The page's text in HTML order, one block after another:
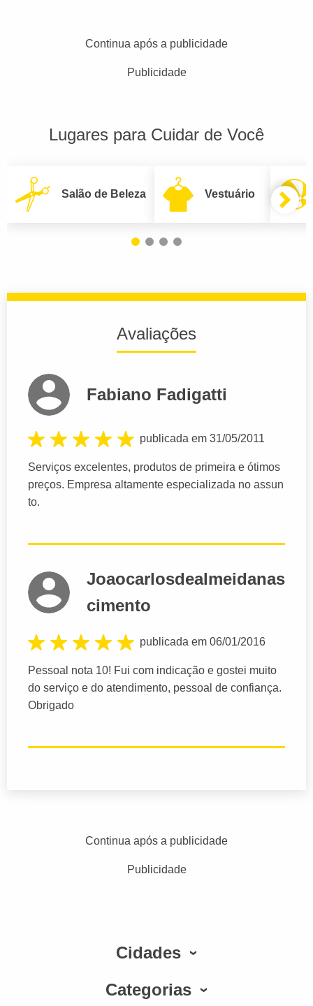
Continua após a publicidade
Publicidade
Lugares para Cuidar de Você
Salão de Beleza Vestuário
Avaliações
Fabiano Fadigatti
publicada em 31/05/2011
Serviços excelentes, produtos de primeira e ótimos
preços. Empresa altamente especializada no assun
to.
Joaocarlosdealmeidanas
cimento
publicada em 06/01/2016
Pessoal nota 10! Fui com indicação e gostei muito
do serviço e do atendimento, pessoal de confiança.
Obrigado
Continua após a publicidade
Publicidade
Cidades
Categorias